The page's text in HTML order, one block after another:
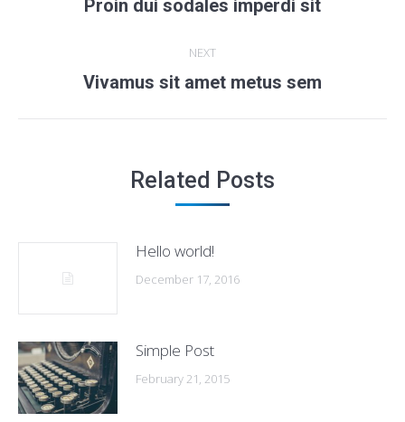
Previous
Proin dui sodales imperdi sit
NEXT
Next
Vivamus sit amet metus sem
Related Posts
Hello world!
December 17, 2016
Simple Post
February 21, 2015